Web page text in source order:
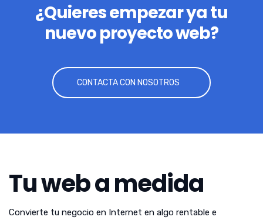
¿Quieres empezar ya tu
nuevo proyecto web?
CONTACTA CON NOSOTROS
Tu web a medida
Convierte tu negocio en Internet en algo rentable e